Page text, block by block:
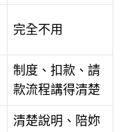
完全不用
制度、扣款、請
款流程講得清楚
清楚說明、陪妳